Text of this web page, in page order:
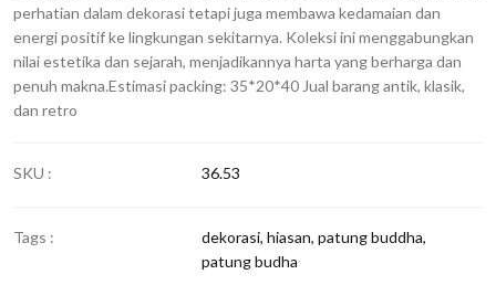
perhatian dalam dekorasi tetapi juga membawa kedamaian dan
energi positif ke lingkungan sekitarnya. Koleksi ini menggabungkan
nilai estetika dan sejarah, menjadikannya harta yang berharga dan
penuh makna.Estimasi packing: 35*20*40 Jual barang antik, klasik,
dan retro
SKU : 36.53
Tags : dekorasi, hiasan, patung buddha,
patung budha